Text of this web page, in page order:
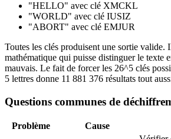
"HELLO" avec clé XMCKL
"WORLD" avec clé IUSIZ
"ABORT" avec clé EMJUR
Toutes les clés produisent une sortie valide.
mathématique qui puisse distinguer le texte
mauvais. Le fait de forcer les 26^5 clés
5 lettres donne 11 881 376 résultats tout
Questions communes de
Problème Cause